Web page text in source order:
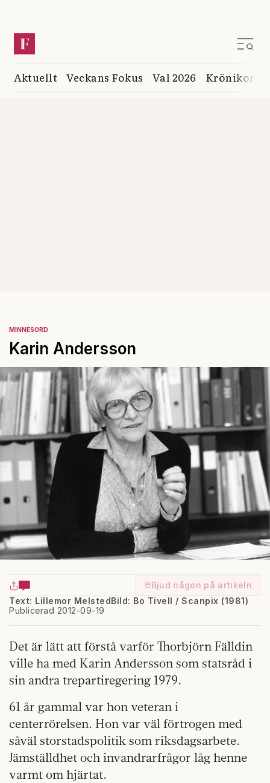
Aktuellt Veckans Fokus Val 2026 Krönikor
MINNESORD
Karin Andersson
Bjud någon på artikeln
Text: Lillemor Melsted
Publicerad 2012-09-19
Bild: Bo Tivell / Scanpix (1981)
Det är lätt att förstå varför Thorbjörn Fälldin
ville ha med Karin Andersson som statsråd i
sin andra trepartiregering 1979.
61 år gammal var hon veteran i
centerrörelsen. Hon var väl förtrogen med
såväl storstadspolitik som riksdagsarbete.
Jämställdhet och invandrarfrågor låg henne
varmt om hjärtat.